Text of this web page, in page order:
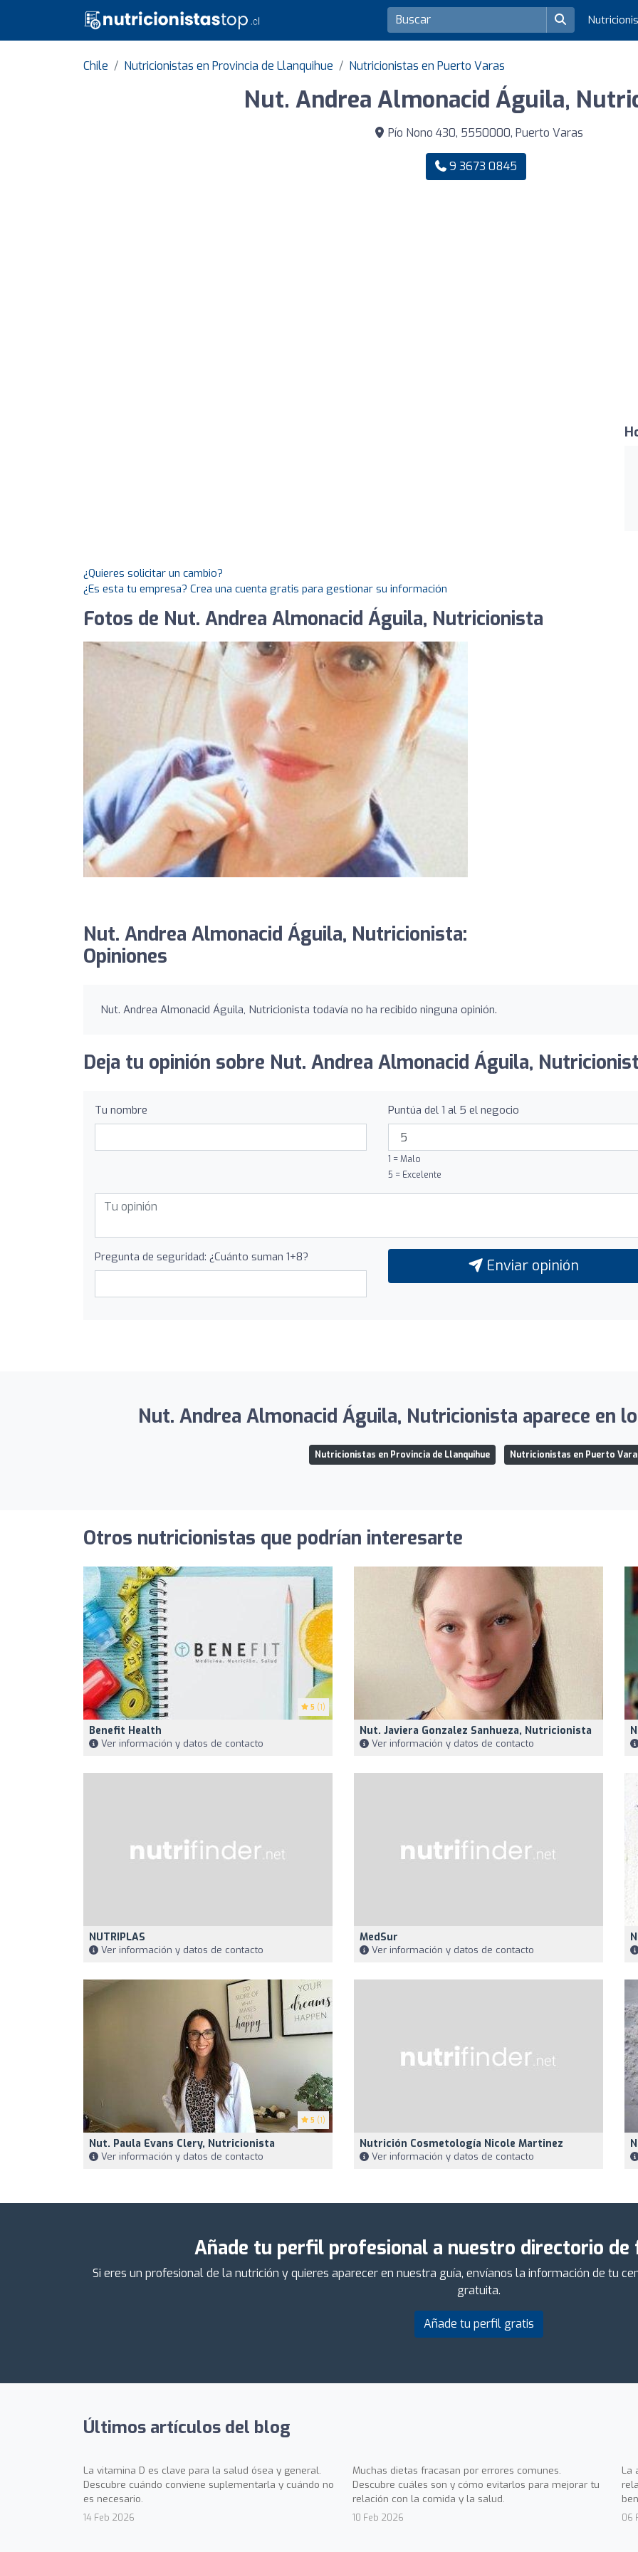
Chile Nutricionistas en Provincia de Llanquihue Nutricionistas en Puerto Varas
Nut. Andrea Almonacid Águila,
Pío Nono 430, 5550000, Puerto Varas
9 3673 0845
¿Quieres solicitar un cambio?
¿Es esta tu empresa? Crea una cuenta gratis para gestionar su información
Fotos de Nut. Andrea Almonacid Águila, Nutricionista
Nut. Andrea Almonacid Águila, Nutricionista:
Opiniones
Nut. Andrea Almonacid Águila, Nutricionista todavía no ha recibido ninguna opinión.
Deja tu opinión sobre Nut. Andrea Almonacid Águila,
Tu nombre Puntúa del 1 al 5 el negocio
1 = Malo
5 = Excelente
Pregunta de seguridad: ¿Cuánto suman 1+8? Enviar opinión
Nut. Andrea Almonacid Águila, Nutricionista aparece en
Nutricionistas en Provincia de Llanquihue Nutricionistas en Puerto
Otros nutricionistas que podrían interesarte
5 (1)
Benefit Health
Ver información y datos de contacto
Nut. Javiera Gonzalez Sanhueza, Nutricionista
Ver información y datos de contacto
NUTRIPLAS
Ver información y datos de contacto
MedSur
Ver información y datos de contacto
5 (1)
Nut. Paula Evans Clery, Nutricionista
Ver información y datos de contacto
Nutrición Cosmetología Nicole Martinez
Ver información y datos de contacto
Añade tu perfil profesional a nuestro directorio
Si eres un profesional de la nutrición y quieres aparecer en nuestra guía, envíanos la información de tu
gratuita.
Añade tu perfil gratis
Últimos artículos del blog
La vitamina D es clave para la salud ósea y general.
Descubre cuándo conviene suplementarla y cuándo no
es necesario.
14 Feb 2026
Muchas dietas fracasan por errores comunes.
Descubre cuáles son y cómo evitarlos para mejorar tu
relación con la comida y la salud.
10 Feb 2026
La
06